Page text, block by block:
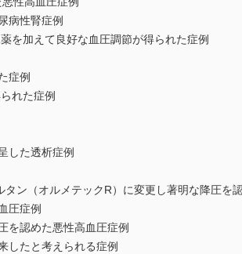
病性腎症例
を加えて良好な血圧調節が得られた症例
症例
れた症例
した透析症例
ン（オルメテックR）に変更し著明な降圧を
圧症例
を認めた悪性高血圧症例
したと考えられる症例